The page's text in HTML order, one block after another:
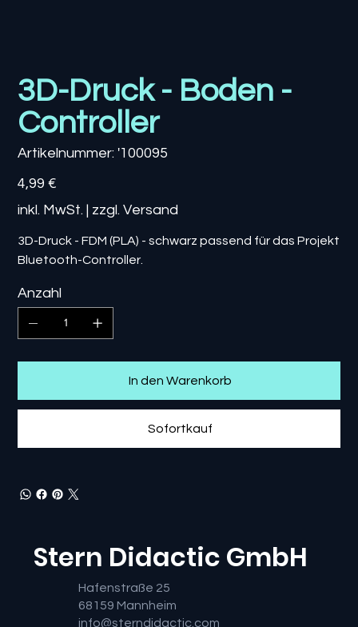
3D-Druck - Boden -
Controller
Artikelnummer: Artikelnummer:
'100095
'100095
Preis
4,99 €
inkl. MwSt. | zzgl. Versand
3D-Druck - FDM (PLA) - schwarz passend für das Projekt
Bluetooth-Controller.
Anzahl
In den Warenkorb
Sofortkauf
Stern Didactic GmbH
Hafenstraße 25
68159 Mannheim
info@sterndidactic.com